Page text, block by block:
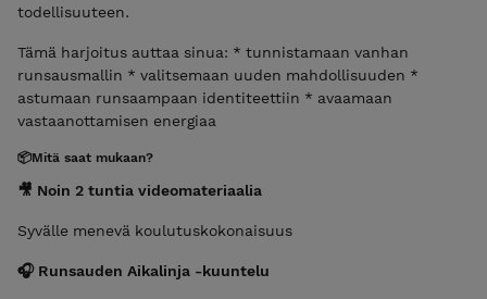
todellisuuteen.
Tämä harjoitus auttaa sinua: * tunnistamaan vanhan
runsausmallin * valitsemaan uuden mahdollisuuden *
astumaan runsaampaan identiteettiin * avaamaan
vastaanottamisen energiaa
📦Mitä saat mukaan?
🎥 Noin 2 tuntia videomateriaalia
Syvälle menevä koulutuskokonaisuus
🎧 Runsauden Aikalinja -kuuntelu